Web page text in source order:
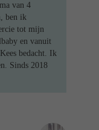
van 4
ben ik
tot mijn
en vanuit
bedacht. Ik
Sinds 2018